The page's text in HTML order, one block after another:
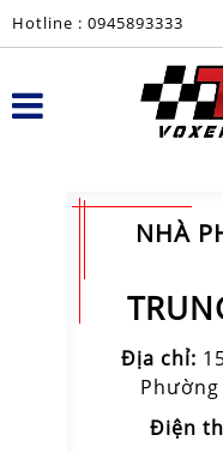
Hotline : 0945893333
NHÀ
Địa chỉ:
Phường
Điện